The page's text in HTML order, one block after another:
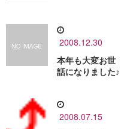
2008.12.30
本年も大変お世
話になりました♪
2008.07.15